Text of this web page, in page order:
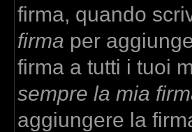
firma, quando
firma per
firma a tutti i tuoi
sempre la mia
aggiungere la